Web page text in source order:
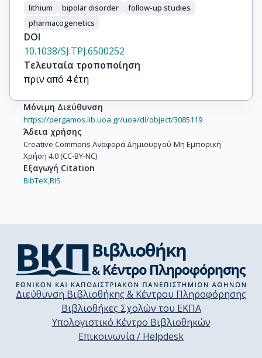
lithium bipolar disorder
follow-up studies
pharmacogenetics
DOI
10.1038/SJ.TPJ.6500252
Τελευταία τροποποίηση
πριν από 4 έτη
Μόνιμη Διεύθυνση
https://pergamos.lib.uoa.gr/uoa/dl/object/3085119
Άδεια χρήσης
Creative Commons Αναφορά Δημιουργού-Μη Εμπορική
Χρήση 4.0 (CC-BY-NC)
Εξαγωγή Citation
BibTeX,RIS
Διεύθυνση Βιβλιοθήκης & Κέντρου Πληροφόρησης
Βιβλιοθήκες Σχολών του ΕΚΠΑ
Υπολογιστικό Κέντρο Βιβλιοθηκών
Επικοινωνία / Helpdesk